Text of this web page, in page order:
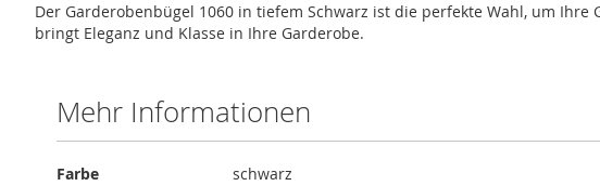
Der Garderobenbügel 1060 in tiefem Schwarz ist die perfekte Wahl, um
bringt Eleganz und Klasse in Ihre Garderobe.
Mehr Informationen
Mehr
Farbe
schwarz